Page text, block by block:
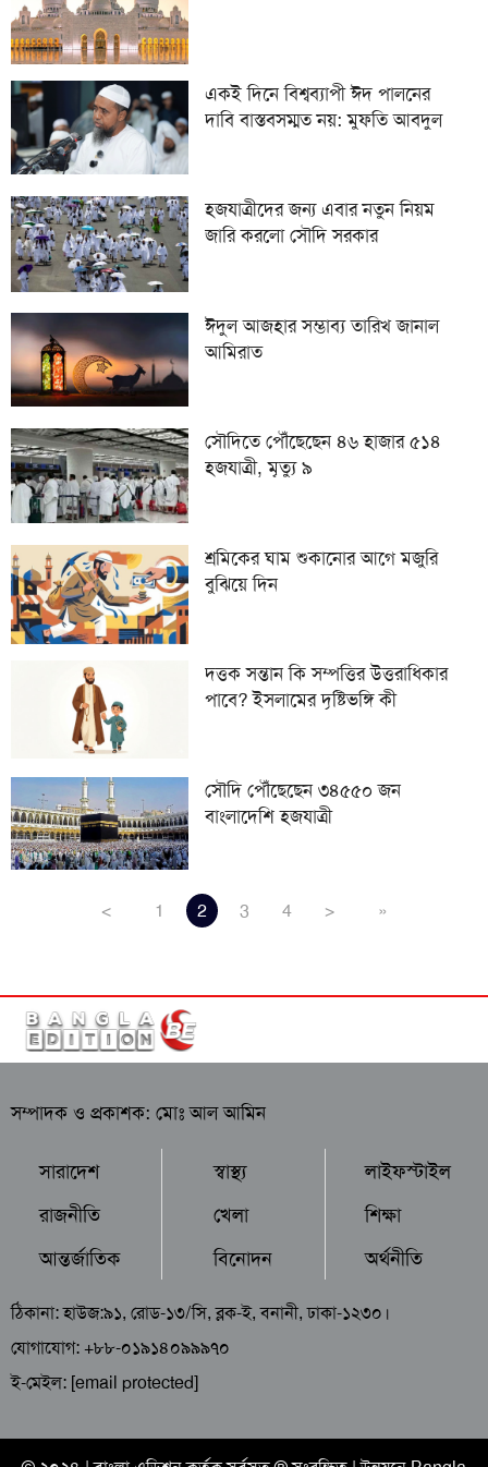
একই দিনে বিশ্বব্যাপী ঈদ পালনের
দাবি বাস্তবসম্মত নয়: মুফতি আবদুল
হজযাত্রীদের জন্য এবার নতুন নিয়ম
জারি করলো সৌদি সরকার
ঈদুল আজহার সম্ভাব্য তারিখ জানাল
আমিরাত
সৌদিতে পৌঁছেছেন ৪৬ হাজার ৫১৪
হজযাত্রী, মৃত্যু ৯
শ্রমিকের ঘাম শুকানোর আগে মজুরি
বুঝিয়ে দিন
দত্তক সন্তান কি সম্পত্তির উত্তরাধিকার
পাবে? ইসলামের দৃষ্টিভঙ্গি কী
সৌদি পৌঁছেছেন ৩৪৫৫০ জন
বাংলাদেশি হজযাত্রী
< 1 2 3 4 > »
সম্পাদক ও প্রকাশক: মোঃ আল আমিন
সারাদেশ
রাজনীতি
আন্তর্জাতিক
স্বাস্থ্য
খেলা
বিনোদন
লাইফস্টাইল
শিক্ষা
অর্থনীতি
ঠিকানা: হাউজ:৯১, রোড-১৩/সি, ব্লক-ই, বনানী, ঢাকা-১২৩০।
যোগাযোগ: +৮৮-০১৯১৪০৯৯৯৭০
ই-মেইল: [email protected]